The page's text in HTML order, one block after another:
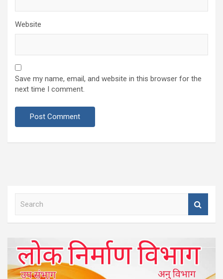
Website
Save my name, email, and website in this browser for the
next time I comment.
h